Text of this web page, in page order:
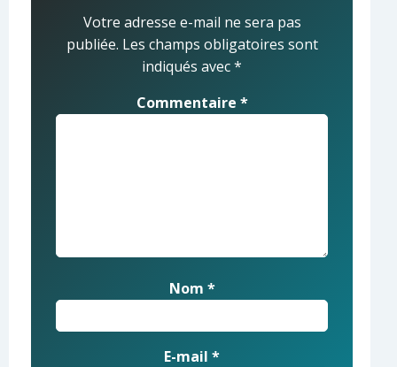
Votre adresse e-mail ne sera pas
publiée. Les champs obligatoires sont
indiqués avec*
Commentaire *
Nom *
E-mail *